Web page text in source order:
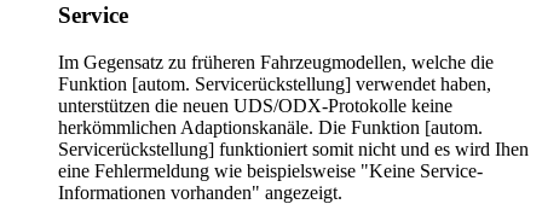
Service
Im Gegensatz zu früheren Fahrzeugmodellen, welche die
Funktion [autom. Servicerückstellung] verwendet haben,
unterstützen die neuen UDS/ODX-Protokolle keine
herkömmlichen Adaptionskanäle. Die Funktion [autom.
Servicerückstellung] funktioniert somit nicht und es wird Ihen
eine Fehlermeldung wie beispielsweise "Keine Service-
Informationen vorhanden" angezeigt.